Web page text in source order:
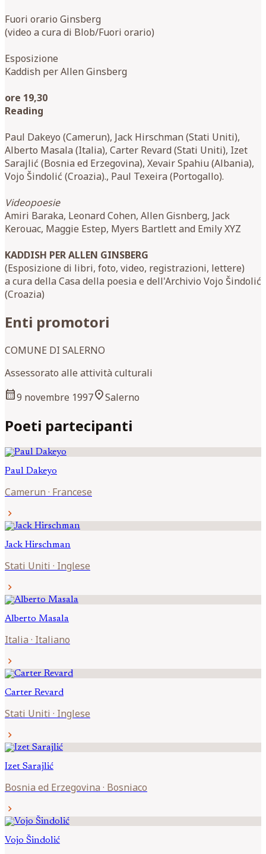
Fuori orario Ginsberg
(video a cura di Blob/Fuori orario)
Esposizione
Kaddish per Allen Ginsberg
ore 19,30
Reading
Paul Dakeyo (Camerun), Jack Hirschman (Stati Uniti),
Alberto Masala (Italia), Carter Revard (Stati Uniti), Izet
Sarajlić (Bosnia ed Erzegovina), Xevair Spahiu (Albania),
Vojo Šindolić (Croazia)., Paul Texeira (Portogallo).
Videopoesie
Amiri Baraka, Leonard Cohen, Allen Gisnberg, Jack
Kerouac, Maggie Estep, Myers Bartlett and Emily XYZ
KADDISH PER ALLEN GINSBERG
(Esposizione di libri, foto, video, registrazioni, lettere)
a cura della Casa della poesia e dell'Archivio Vojo Šindolić
(Croazia)
Enti promotori
COMUNE DI SALERNO
Assessorato alle attività culturali
calendar_month9 novembre 1997location_onSalerno
Poeti partecipanti
Paul Dakeyo
Camerun · Francese
chevron_right
Jack Hirschman
Stati Uniti · Inglese
chevron_right
Alberto Masala
Italia · Italiano
chevron_right
Carter Revard
Stati Uniti · Inglese
chevron_right
Izet Sarajlić
Bosnia ed Erzegovina · Bosniaco
chevron_right
Vojo Šindolić